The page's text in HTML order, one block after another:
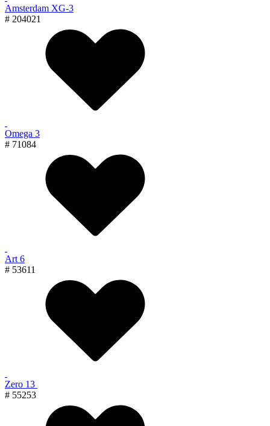
Amsterdam XG-3
# 204021
Omega 3
# 71084
Art 6
# 53611
Zero 13
# 55253